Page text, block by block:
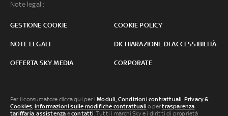
Note legali:
GESTIONE COOKIE COOKIE POLICY
NOTE LEGALI DICHIARAZIONE DI ACCESSIBILITÀ
OFFERTA SKY MEDIA CORPORATE
Per il consumatore clicca qui per iModuli, Condizioni contrattuali, Privacy &
Cookies, informazioni sulle modifiche contrattuali o pertrasparenza
tariffaria,assistenza econtatti. Tutti i marchi Sky e i diritti di proprietà